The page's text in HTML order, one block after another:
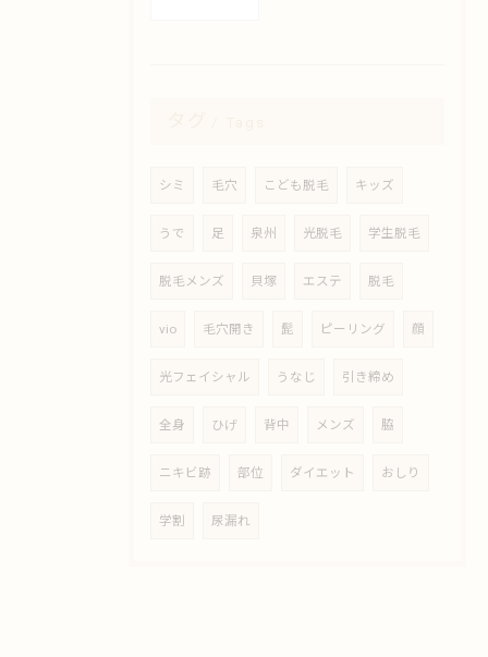
シミ 毛穴 こども脱毛 キッズ
うで 足 泉州 光脱毛 学生脱毛
脱毛メンズ 貝塚 エステ 脱毛
vio 毛穴開き 髭 ピーリング 顔
光フェイシャル うなじ 引き締め
全身 ひげ 背中 メンズ 脇
ニキビ跡 部位 ダイエット おしり
学割 尿漏れ